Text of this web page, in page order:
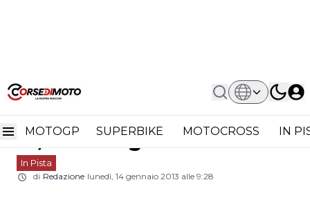
MOTOGP SUPERBIKE MOTOCROSS IN
Home In Pista
A Giugno Arriva MotoGP 13, Il
A giugno arriva MotoGP
13, il videogioco ufficiale
In Pista
di Redazione lunedì, 14 gennaio 2013 alle 9:28